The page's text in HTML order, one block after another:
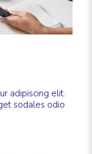
adipiscing elit.
sodales odio